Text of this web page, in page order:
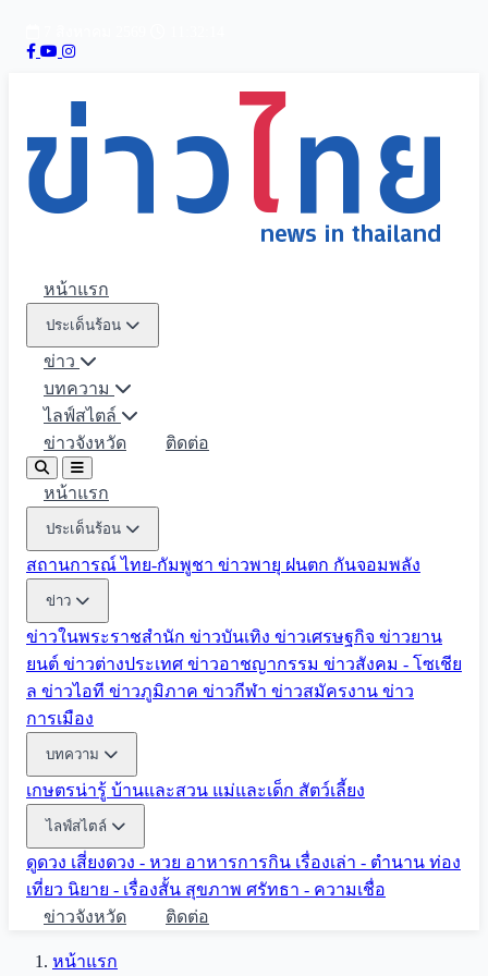
หน้าแรก
ประเด็นร้อน
ข่าว
บทความ
ไลฟ์สไตล์
ข่าวจังหวัด
ติดต่อ
หน้าแรก
ประเด็นร้อน
สถานการณ์ ไทย-กัมพูชา ข่าวพายุ ฝนตก กันจอมพลัง
ข่าว
ข่าวในพระราชสำนัก ข่าวบันเทิง ข่าวเศรษฐกิจ ข่าวยาน
ยนต์ ข่าวต่างประเทศ ข่าวอาชญากรรม ข่าวสังคม - โซเชีย
ล ข่าวไอที ข่าวภูมิภาค ข่าวกีฬา ข่าวสมัครงาน ข่าว
การเมือง
บทความ
เกษตรน่ารู้ บ้านและสวน แม่และเด็ก สัตว์เลี้ยง
ไลฟ์สไตล์
ดูดวง เสี่ยงดวง - หวย อาหารการกิน เรื่องเล่า - ตำนาน ท่อง
เที่ยว นิยาย - เรื่องสั้น สุขภาพ ศรัทธา - ความเชื่อ
ข่าวจังหวัด
ติดต่อ
หน้าแรก